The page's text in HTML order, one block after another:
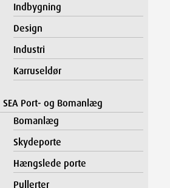
Indbygning
Design
Industri
Karruseldør
SEA Port- og Bomanlæg
Bomanlæg
Skydeporte
Hængslede porte
Pullerter